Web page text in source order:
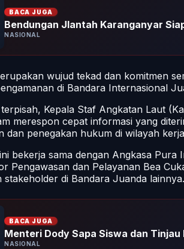
BACA JUGA
Bendungan Jlantah Karanganyar
NASIONAL
wujud tekad dan komitmen
di Bandara Internasional
Kepala Staf Angkatan Laut
merespon cepat informasi yang
dan penegakan hukum di wilayah
bekerja sama dengan Angkasa
Pengawasan dan Pelayanan Bea
stakeholder di Bandara Juanda
BACA JUGA
Menteri Dody Sapa Siswa dan
NASIONAL